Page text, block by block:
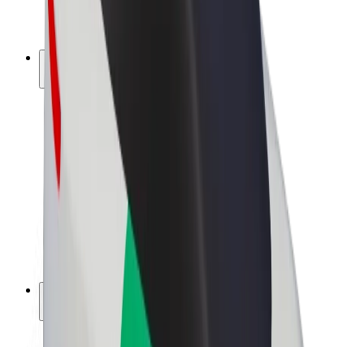
Bicicletta elettrica
Bolt Plus
Collabora con Bolt
Ricavi autista
Ricavi corriere
Esercenti Bolt Food
Lavora con noi